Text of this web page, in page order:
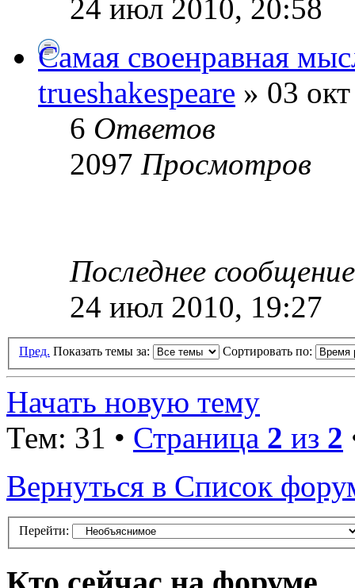
24 июл 2010, 20:58
Самая своенравная
trueshakespeare » 03
6 Ответов
2097 Просмотров
Последнее
24 июл 2010, 19:27
Пред. Показать темы за: Сортировать по:
Начать новую тему
Тем: 31 • Страница 2 из 2
Вернуться в Список
Перейти: